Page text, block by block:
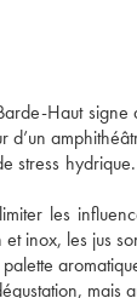
Haut
stress
les
inox, les jus
mais